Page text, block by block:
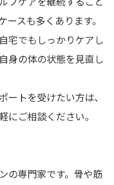
スも多くあります。
宅でもしっかりケアし
身の体の状態を見直し
ートを受けたい方は、
にご相談ください。
の専門家です。骨や筋